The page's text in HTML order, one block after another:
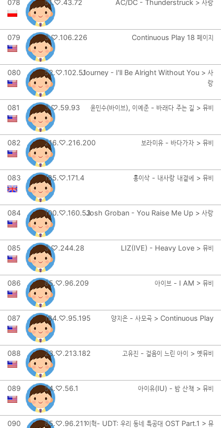
078 51.♡.43.72 AC/DC - Thunderstruck > 사랑
079 3.♡.106.226 Continuous Play 18 페이지
080 52.♡.102.51Journey - I'll Be Alright Without You > 사
랑
081 3.♡.59.93 윤민수(바이브), 이예준 - 바래다 주는 길 > 뮤비
082 216.♡.216.200 보라미유 - 바다가자 > 뮤비
083 185.♡.171.4 홍이삭 - 내사랑 내곁에 > 뮤비
084 100.♡.160.53Josh Groban - You Raise Me Up > 사랑
085 3.♡.244.28 LIZ(IVE) - Heavy Love > 뮤비
086 85.♡.96.209 아이브 - I AM > 뮤비
087 184.♡.95.195 양지은 - 사모곡 > Continuous Play
088 23.♡.213.182 고유진 - 걸음이 느린 아이 > 옛뮤비
089 54.♡.56.1 아이유(IU) - 밤 산책 > 뮤비
090 85.♡.96.211이혁- UDT: 우리 동네 특공대 OST Part.1 > 뮤